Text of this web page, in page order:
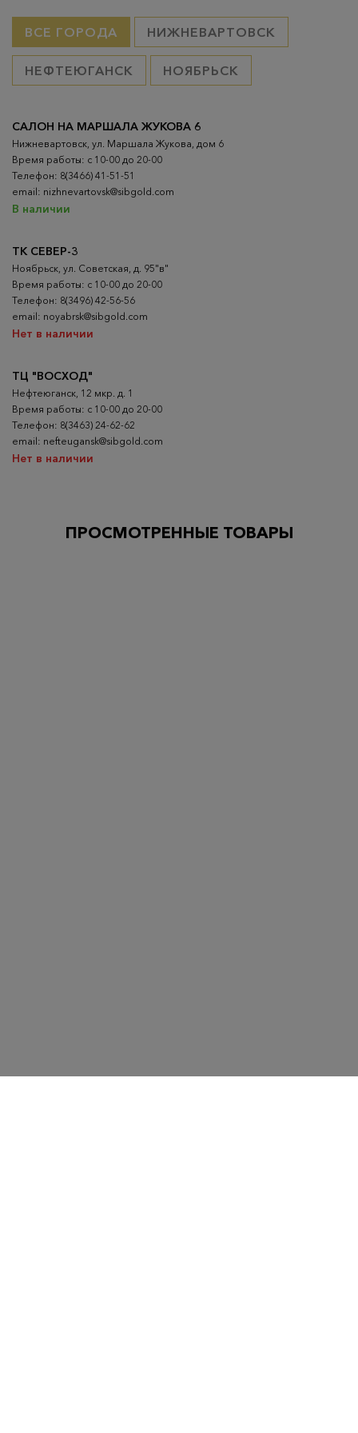
ВСЕ ГОРОДА НИЖНЕВАРТОВСК
НЕФТЕЮГАНСК НОЯБРЬСК
ТК СЕВЕР-3
Ноябрьск, ул. Советская, д. 95"в"
Время работы: с 10-00 до 20-00
Телефон: 8(3496) 42-56-56
email: noyabrsk@sibgold.com
Нет в наличии
ТЦ "ВОСХОД"
Нефтеюганск, 12 мкр. д. 1
Время работы: с 10-00 до 20-00
Телефон: 8(3463) 24-62-62
email: nefteugansk@sibgold.com
Нет в наличии
САЛОН НА МАРШАЛА ЖУКОВА 6
Нижневартовск, ул. Маршала Жукова, дом 6
Время работы: с 10-00 до 20-00
Телефон: 8(3466) 41-51-51
email: nizhnevartovsk@sibgold.com
В наличии
ПРОСМОТРЕННЫЕ ТОВАРЫ